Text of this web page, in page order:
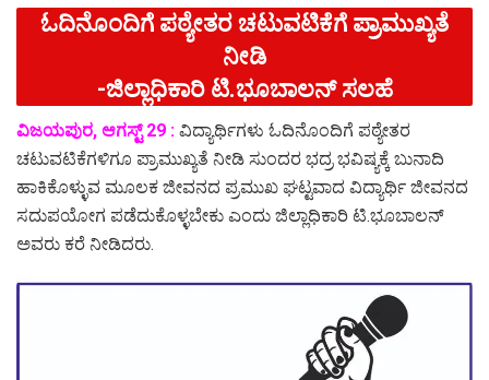
ಓದಿನೊಂದಿಗೆ ಪಠ್ಯೇತರ ಚಟುವಟಿಕೆಗೆ ಪ್ರಾಮುಖ್ಯತೆ
ನೀಡಿ
-ಜಿಲ್ಲಾಧಿಕಾರಿ ಟಿ.ಭೂಬಾಲನ್ ಸಲಹೆ
ವಿಜಯಪುರ, ಆಗಸ್ಟ್ 29 : ವಿದ್ಯಾರ್ಥಿಗಳು ಓದಿನೊಂದಿಗೆ ಪಠ್ಯೇತರ
ಚಟುವಟಿಕೆಗಳಿಗೂ ಪ್ರಾಮುಖ್ಯತೆ ನೀಡಿ ಸುಂದರ ಭದ್ರ ಭವಿಷ್ಯಕ್ಕೆ ಬುನಾದಿ
ಹಾಕಿಕೊಳ್ಳುವ ಮೂಲಕ ಜೀವನದ ಪ್ರಮುಖ ಘಟ್ಟವಾದ ವಿದ್ಯಾರ್ಥಿ ಜೀವನದ
ಸದುಪಯೋಗ ಪಡೆದುಕೊಳ್ಳಬೇಕು ಎಂದು ಜಿಲ್ಲಾಧಿಕಾರಿ ಟಿ.ಭೂಬಾಲನ್
ಅವರು ಕರೆ ನೀಡಿದರು.